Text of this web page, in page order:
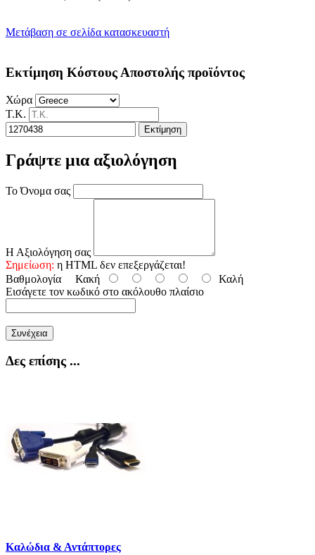
Μετάβαση σε σελίδα κατασκευαστή
Εκτίμηση Κόστους Αποστολής προϊόντος
Χώρα
Τ.Κ.
Εκτίμηση
Γράψτε μια αξιολόγηση
Το Όνομα σας
Η Αξιολόγηση σας
Σημείωση: η HTML δεν επεξεργάζεται!
Βαθμολογία Κακή
Καλή
Εισάγετε τον κωδικό στο ακόλουθο πλαίσιο
Συνέχεια
Δες επίσης ...
Καλώδια & Αντάπτορες